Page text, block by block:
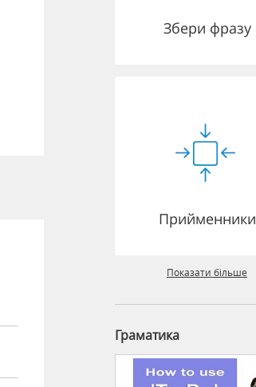
Збери фразу
Прийменники
Показати більше
Граматика